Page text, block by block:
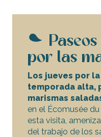
por las
Los jueves por
temporada alta,
marismas
en el Écomusée
esta visita,
del trabajo de los